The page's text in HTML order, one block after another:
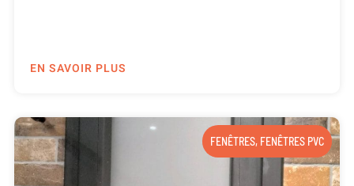
EN SAVOIR PLUS
FENÊTRES, FENÊTRES PVC